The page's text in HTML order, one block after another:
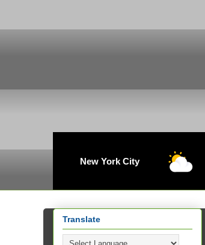
New York City
Translate